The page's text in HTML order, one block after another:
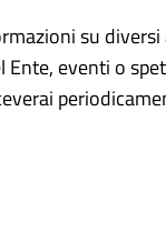
su
eventi o